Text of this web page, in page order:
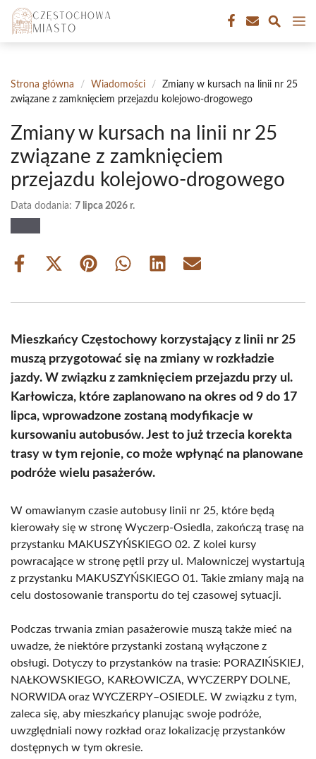
Przejdź
treści
Strona główna / Wiadomości /
Zmiany w kursach na linii nr 25
związane z zamknięciem przejazdu kolejowo-drogowego
Zmiany w kursach na linii nr 25
związane z zamknięciem
przejazdu kolejowo-drogowego
Data dodania: 7 lipca 2026 r.
Share
Share
(Twitter)
Share Share Share Share
Mieszkańcy Częstochowy korzystający z linii nr 25
muszą przygotować się na zmiany w rozkładzie
jazdy. W związku z zamknięciem przejazdu przy ul.
Karłowicza, które zaplanowano na okres od 9 do 17
lipca, wprowadzone zostaną modyfikacje w
kursowaniu autobusów. Jest to już trzecia korekta
trasy w tym rejonie, co może wpłynąć na planowane
podróże wielu pasażerów.
W omawianym czasie autobusy linii nr 25, które będą
kierowały się w stronę Wyczerp-Osiedla, zakończą trasę na
przystanku MAKUSZYŃSKIEGO 02. Z kolei kursy
powracające w stronę pętli przy ul. Malowniczej wystartują
z przystanku MAKUSZYŃSKIEGO 01. Takie zmiany mają na
celu dostosowanie transportu do tej czasowej sytuacji.
Podczas trwania zmian pasażerowie muszą także mieć na
uwadze, że niektóre przystanki zostaną wyłączone z
obsługi. Dotyczy to przystanków na trasie: PORAZIŃSKIEJ,
NAŁKOWSKIEGO, KARŁOWICZA, WYCZERPY DOLNE,
NORWIDA oraz WYCZERPY–OSIEDLE. W związku z tym,
zaleca się, aby mieszkańcy planując swoje podróże,
uwzględniali nowy rozkład oraz lokalizację przystanków
dostępnych w tym okresie.